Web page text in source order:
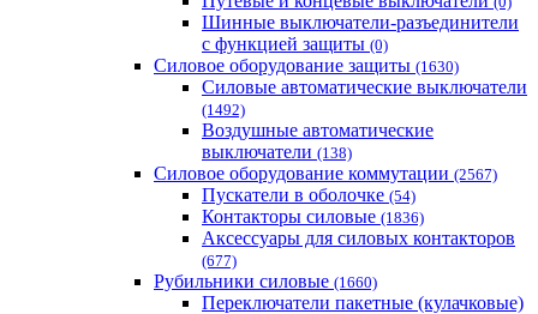
Шинные выключатели-разъединители
с функцией защиты (0)
Силовое оборудование защиты (1630)
Силовые автоматические выключатели
(1492)
Воздушные автоматические
выключатели (138)
Силовое оборудование коммутации (2567)
Пускатели в оболочке (54)
Контакторы силовые (1836)
Аксессуары для силовых контакторов
(677)
Рубильники силовые (1660)
Переключатели пакетные (кулачковые)